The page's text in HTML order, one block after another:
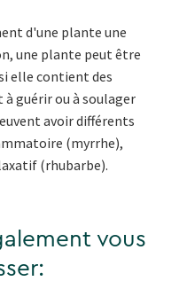
d'une plante une
une plante peut être
elle contient des
guérir ou à soulager
avoir différents
(myrrhe),
(rhubarbe).
vous